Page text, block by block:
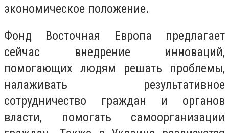
экономическое положение.
Фонд Восточная Европа предлагает
сейчас внедрение инноваций,
помогающих людям решать проблемы,
налаживать результативное
сотрудничество граждан и органов
власти, помогать самоорганизации